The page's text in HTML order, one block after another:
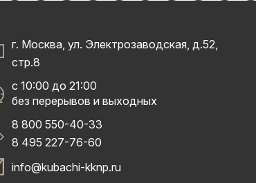
г. Москва, ул. Электрозаводская, д.52,
стр.8
с 10:00 до 21:00
без перерывов и выходных
8 800 550-40-33
8 495 227-76-60
info@kubachi-kknp.ru